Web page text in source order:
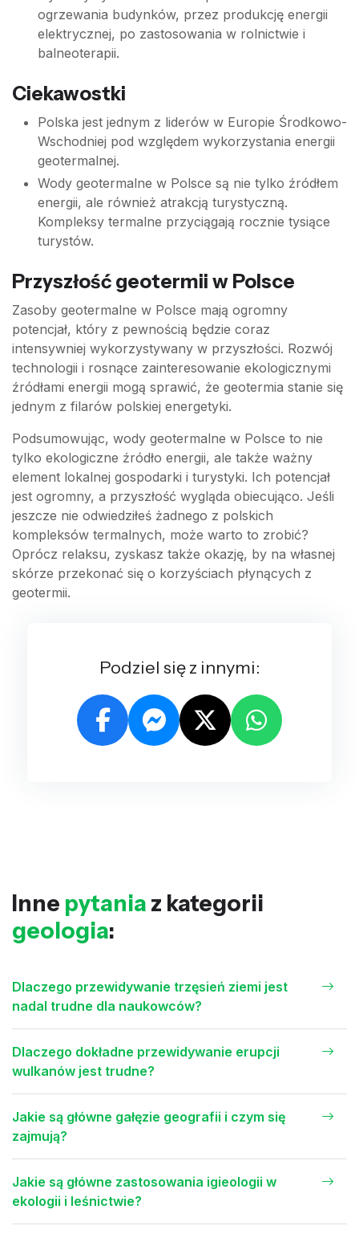
ogrzewania budynków, przez produkcję energii
elektrycznej, po zastosowania w rolnictwie i
balneoterapii.
Ciekawostki
Polska jest jednym z liderów w Europie Środkowo-
Wschodniej pod względem wykorzystania energii
geotermalnej.
Wody geotermalne w Polsce są nie tylko źródłem
energii, ale również atrakcją turystyczną.
Kompleksy termalne przyciągają rocznie tysiące
turystów.
Przyszłość geotermii w Polsce
Zasoby geotermalne w Polsce mają ogromny
potencjał, który z pewnością będzie coraz
intensywniej wykorzystywany w przyszłości. Rozwój
technologii i rosnące zainteresowanie ekologicznymi
źródłami energii mogą sprawić, że geotermia stanie się
jednym z filarów polskiej energetyki.
Podsumowując, wody geotermalne w Polsce to nie
tylko ekologiczne źródło energii, ale także ważny
element lokalnej gospodarki i turystyki. Ich potencjał
jest ogromny, a przyszłość wygląda obiecująco. Jeśli
jeszcze nie odwiedziłeś żadnego z polskich
kompleksów termalnych, może warto to zrobić?
Oprócz relaksu, zyskasz także okazję, by na własnej
skórze przekonać się o korzyściach płynących z
geotermii.
Podziel się z innymi:
Inne pytania z kategorii
geologia:
Dlaczego przewidywanie trzęsień ziemi jest
nadal trudne dla naukowców?
Dlaczego dokładne przewidywanie erupcji
wulkanów jest trudne?
Jakie są główne gałęzie geografii i czym się
zajmują?
Jakie są główne zastosowania igieologii w
ekologii i leśnictwie?